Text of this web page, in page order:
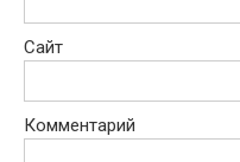
Сайт
Комментарий